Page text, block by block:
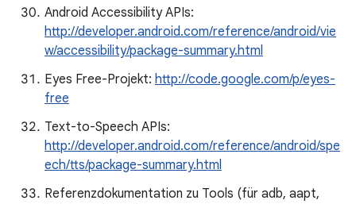
Android Accessibility APIs:
http://developer.android.com/reference/android/vie
w/accessibility/package-summary.html
Eyes Free-Projekt: http://code.google.com/p/eyes-
free
Text-to-Speech APIs:
http://developer.android.com/reference/android/spe
ech/tts/package-summary.html
Referenzdokumentation zu Tools (für adb, aapt,